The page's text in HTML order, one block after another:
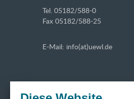
Tel. 05182/588-0
Fax 05182/588-25
E-Mail: info(at)uewl.de